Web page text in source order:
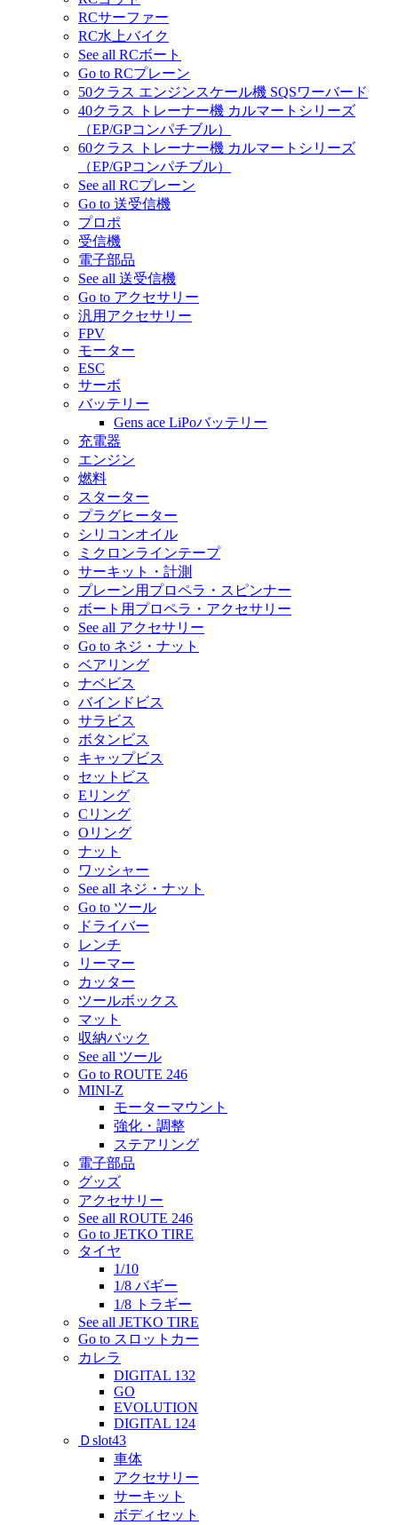
RCサーファー
RC水上バイク
See all RCボート
Go to RCプレーン
50クラス エンジンスケール機 SQSワーバード
40クラス トレーナー機 カルマートシリーズ
（EP/GPコンパチブル）
60クラス トレーナー機 カルマートシリーズ
（EP/GPコンパチブル）
See all RCプレーン
Go to 送受信機
プロポ
受信機
電子部品
See all 送受信機
Go to アクセサリー
汎用アクセサリー
FPV
モーター
ESC
サーボ
バッテリー
Gens ace LiPoバッテリー
充電器
エンジン
燃料
スターター
プラグヒーター
シリコンオイル
ミクロンラインテープ
サーキット・計測
プレーン用プロペラ・スピンナー
ボート用プロペラ・アクセサリー
See all アクセサリー
Go to ネジ・ナット
ベアリング
ナベビス
バインドビス
サラビス
ボタンビス
キャップビス
セットビス
Eリング
Cリング
Oリング
ナット
ワッシャー
See all ネジ・ナット
Go to ツール
ドライバー
レンチ
リーマー
カッター
ツールボックス
マット
収納バック
See all ツール
Go to ROUTE 246
MINI-Z
モーターマウント
強化・調整
ステアリング
電子部品
グッズ
アクセサリー
See all ROUTE 246
Go to JETKO TIRE
タイヤ
1/10
1/8 バギー
1/8 トラギー
See all JETKO TIRE
Go to スロットカー
カレラ
DIGITAL 132
GO
EVOLUTION
DIGITAL 124
Ｄslot43
車体
アクセサリー
サーキット
ボディセット